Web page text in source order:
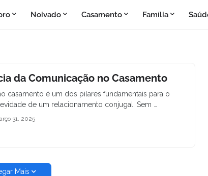
Noivado Casamento Família
da Comunicação no Casamento
casamento é um dos pilares fundamentais para o
de um relacionamento conjugal. Sem …
31, 2025
Mais